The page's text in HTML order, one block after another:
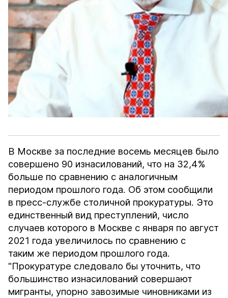
В Москве за последние восемь месяцев было
совершено 90 изнасилований, что на 32,4%
больше по сравнению с аналогичным
периодом прошлого года. Об этом сообщили
в пресс-службе столичной прокуратуры. Это
единственный вид преступлений, число
случаев которого в Москве с января по август
2021 года увеличилось по сравнению с
таким же периодом прошлого года.
"Прокуратуре следовало бы уточнить, что
большинство изнасилований совершают
мигранты, упорно завозимые чиновниками из